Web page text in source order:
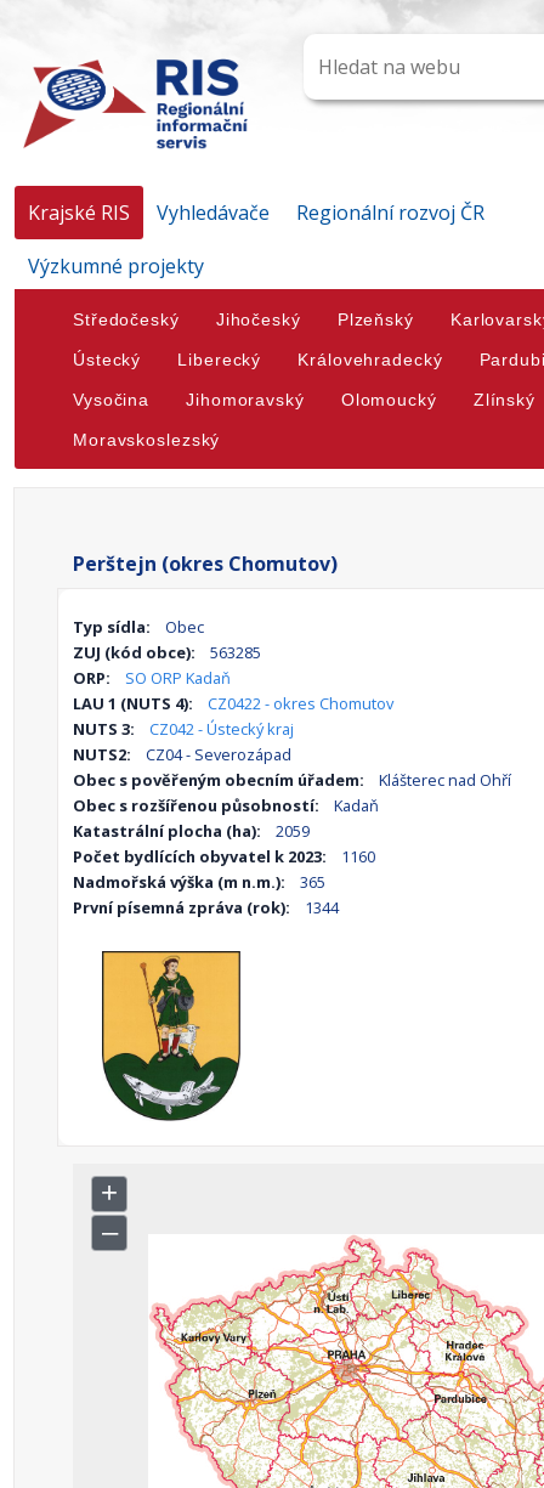
Krajské RIS Vyhledávače
Regionální rozvoj ČR
Výzkumné projekty
Středočeský Jihočeský Plzeňský
Ústecký Liberecký Královehradecký
Vysočina Jihomoravský Olomoucký Zlínský
Moravskoslezský
Perštejn (okres Chomutov)
Typ sídla:
Obec
ZUJ (kód obce):
563285
ORP:
SO ORP Kadaň
LAU 1 (NUTS 4):
CZ0422 - okres Chomutov
NUTS 3:
CZ042 - Ústecký kraj
NUTS2:
CZ04 - Severozápad
Obec s pověřeným obecním úřadem:
Klášterec nad Ohří
Obec s rozšířenou působností:
Kadaň
Katastrální plocha (ha):
2059
Počet bydlících obyvatel k 2023:
1160
Nadmořská výška (m n.m.):
365
První písemná zpráva (rok):
1344